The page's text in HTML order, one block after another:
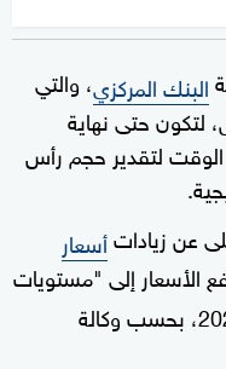
البنك المركزي، والتي
لتكون حتى نهاية
لتقدير حجم رأس
عن زياداتأسعار
الأسعار إلى "مستويات
استرداد التكلفة" بحلول نهاية عام 2025، بحسب وكالة